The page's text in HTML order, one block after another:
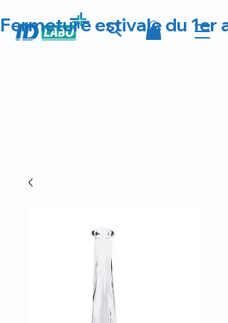
Fermeture estivale du 1er